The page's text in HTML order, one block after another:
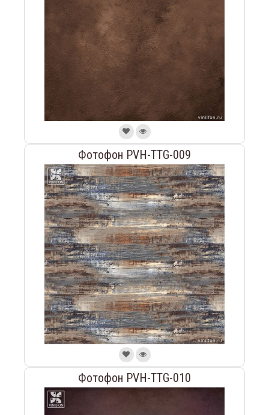
Фотофон PVH-TTG-009
Фотофон PVH-TTG-010